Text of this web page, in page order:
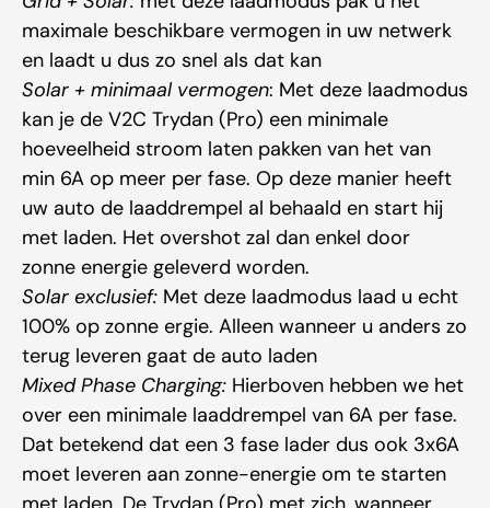
maximale beschikbare vermogen in uw netwerk
en laadt u dus zo snel als dat kan
Solar + minimaal vermogen: Met deze laadmodus
kan je de V2C Trydan (Pro) een minimale
hoeveelheid stroom laten pakken van het van
min 6A op meer per fase. Op deze manier heeft
uw auto de laaddrempel al behaald en start hij
met laden. Het overshot zal dan enkel door
zonne energie geleverd worden.
Solar exclusief: Met deze laadmodus laad u echt
100% op zonne ergie. Alleen wanneer u anders zo
terug leveren gaat de auto laden
Mixed Phase Charging: Hierboven hebben we het
over een minimale laaddrempel van 6A per fase.
Dat betekend dat een 3 fase lader dus ook 3x6A
moet leveren aan zonne-energie om te starten